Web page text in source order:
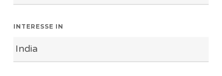
INTERESSE IN